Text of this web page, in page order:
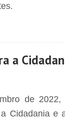
a
de 2022,
Cidadania e